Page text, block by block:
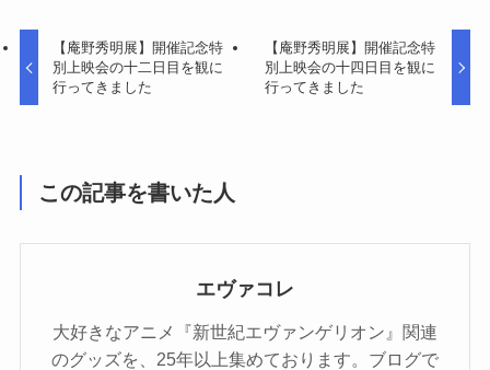
【庵野秀明展】開催記念特
別上映会の十二日目を観に
行ってきました
【庵野秀明展】開催記念特
別上映会の十四日目を観に
行ってきました
この記事を書いた人
エヴァコレ
大好きなアニメ『新世紀エヴァンゲリオン』関連
のグッズを、25年以上集めております。ブログで